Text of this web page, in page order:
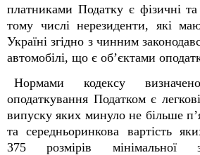
платниками Податку є фізичні
тому числі нерезиденти, які
Україні згідно з чинним
автомобілі, що є об’єктами
Нормами кодексу
оподаткування Податком є
випуску яких минуло не більше
та середньоринкова вартість
375 розмірів мінімальної